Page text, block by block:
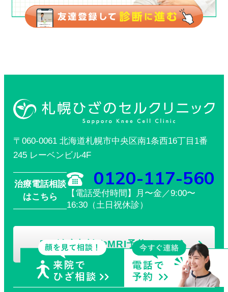
〒060-0061 北海道札幌市中央区南1条西16丁目1番
245 レーベンビル4F
治療電話相談
はこちら
0120-117-560
【電話受付時間】月〜金／9:00〜
16:30（土日祝休診）
治療相談やMRI予約はこちら